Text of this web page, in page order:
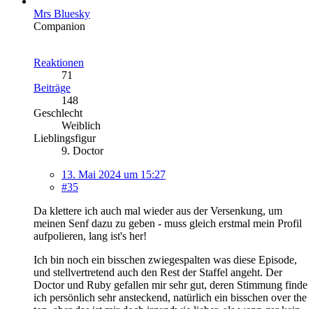
Mrs Bluesky
Companion
Reaktionen
71
Beiträge
148
Geschlecht
Weiblich
Lieblingsfigur
9. Doctor
13. Mai 2024 um 15:27
#35
Da klettere ich auch mal wieder aus der Versenkung, um
meinen Senf dazu zu geben - muss gleich erstmal mein Profil
aufpolieren, lang ist's her!
Ich bin noch ein bisschen zwiegespalten was diese Episode,
und stellvertretend auch den Rest der Staffel angeht. Der
Doctor und Ruby gefallen mir sehr gut, deren Stimmung finde
ich persönlich sehr ansteckend, natürlich ein bisschen over the